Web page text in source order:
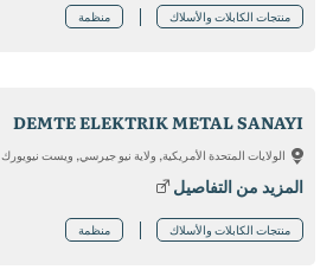
منتجات الكابلات والأسلاك منظمة
DEMTE ELEKTRIK METAL SANAYI
الولايات المتحدة الأمريكية, ولاية نيو جيرسي, ويست نيويورك
المزيد من التفاصيل
منتجات الكابلات والأسلاك منظمة